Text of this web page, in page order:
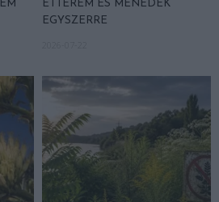
ÉTTEREM ÉS MENEDÉK
EGYSZERRE